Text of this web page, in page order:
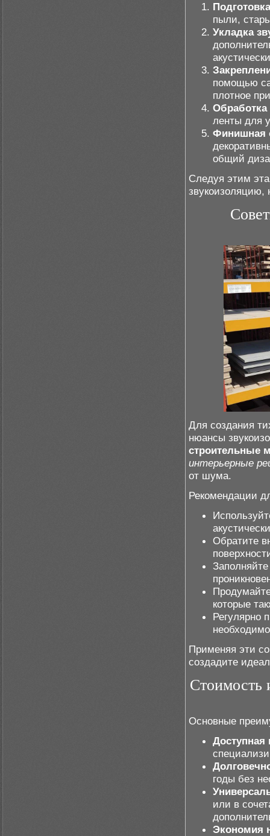
пыли,
Укладка
помощью
плотное
ленты для
Финишная
общий
Следуя этим
звукоизоляцию,
Для создания
нюансы
строительные
интерьерные
от шума.
Рекомендации
Обратите
которые
Регулярно
Применяя эти
создадите
Стоимость
Основные
Доступная
годы без
или в
Экономия